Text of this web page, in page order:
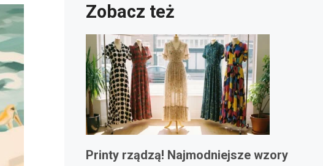
Zobacz też
Printy rządzą! Najmodniejsze wzory